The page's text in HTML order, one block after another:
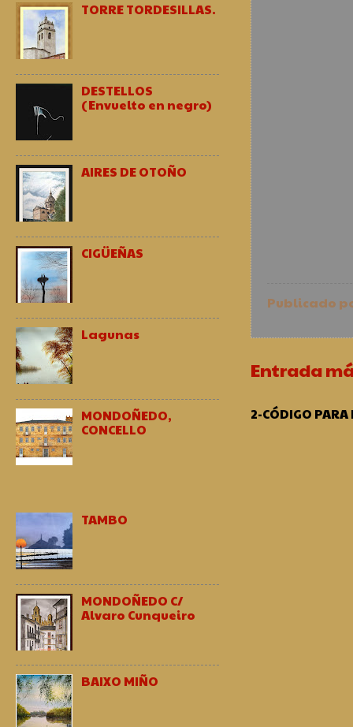
Publicado
Entrada
2-CÓDIGO
TORRE TORDESILLAS.
DESTELLOS
(Envuelto en negro)
AIRES DE OTOÑO
CIGÜEÑAS
Lagunas
MONDOÑEDO,
CONCELLO
TAMBO
MONDOÑEDO C/
Alvaro Cunqueiro
BAIXO MIÑO